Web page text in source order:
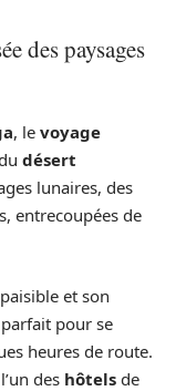
des paysages
, le voyage
désert
lunaires, des
entrecoupées de
et son
pour se
heures de route.
des hôtels de